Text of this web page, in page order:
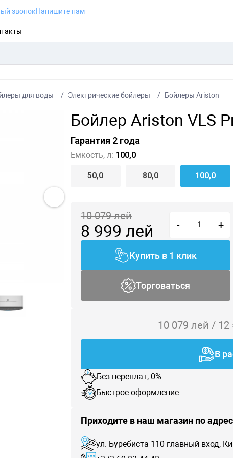
звонокНапишите нам
для воды Электрические бойлеры Бойлеры Ariston
Бойлер Ariston VLS
Гарантия 2 года
Емкость, л: 100,0
50,0 80,0 100,0
10 079лей
8 999 лей - +
Купить в 1 клик
Торговаться
10 079 лей / 12
В
Без переплат, 0%
Быстрое оформление
Приходите в наш магазин по
ул. Буребиста 110 главный вход,